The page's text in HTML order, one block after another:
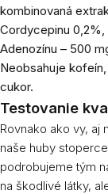
kombinovaná
Cordycepinu 0,2%,
Adenozínu – 500
Neobsahuje
cukor.
Testovanie
Rovnako ako vy, aj
naše huby
podrobujeme tým
na škodlivé látky,